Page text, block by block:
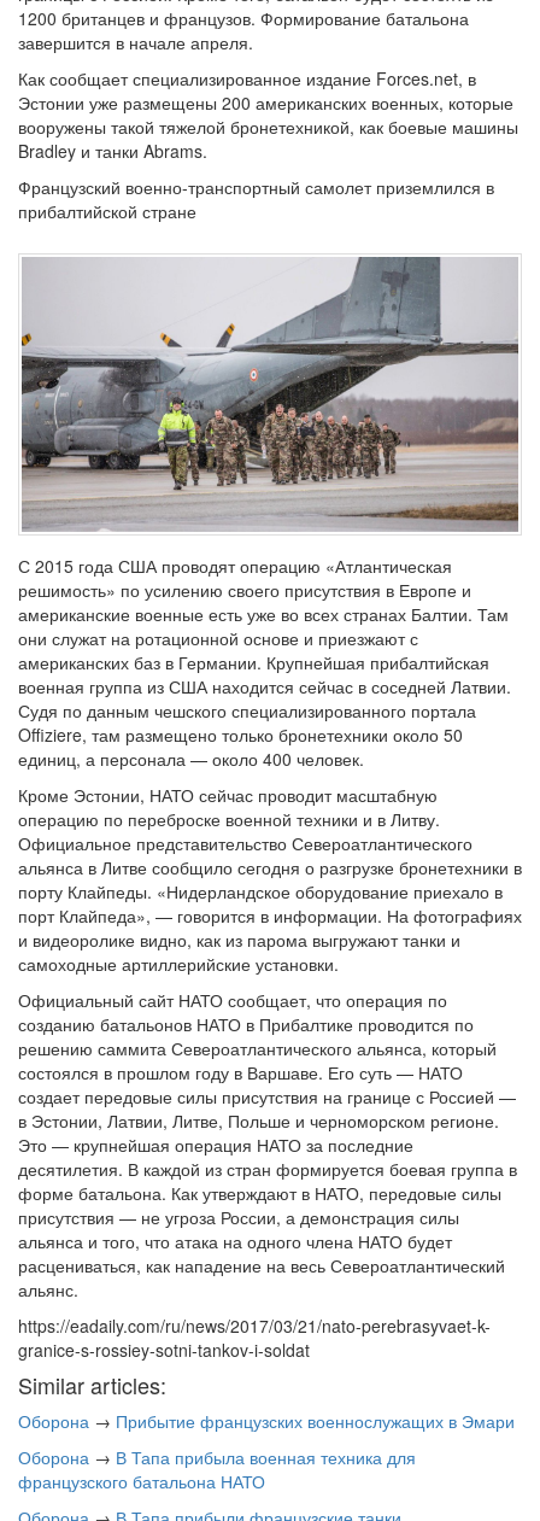
1200 британцев и французов. Формирование батальона
завершится в начале апреля.
Как сообщает специализированное издание Forces.net, в
Эстонии уже размещены 200 американских военных, которые
вооружены такой тяжелой бронетехникой, как боевые машины
Bradley и танки Abrams.
Французский военно-транспортный самолет приземлился в
прибалтийской стране
С 2015 года США проводят операцию «Атлантическая
решимость» по усилению своего присутствия в Европе и
американские военные есть уже во всех странах Балтии. Там
они служат на ротационной основе и приезжают с
американских баз в Германии. Крупнейшая прибалтийская
военная группа из США находится сейчас в соседней Латвии.
Судя по данным чешского специализированного портала
Offiziere, там размещено только бронетехники около 50
единиц, а персонала — около 400 человек.
Кроме Эстонии, НАТО сейчас проводит масштабную
операцию по переброске военной техники и в Литву.
Официальное представительство Североатлантического
альянса в Литве сообщило сегодня о разгрузке бронетехники в
порту Клайпеды. «Нидерландское оборудование приехало в
порт Клайпеда», — говорится в информации. На фотографиях
и видеоролике видно, как из парома выгружают танки и
самоходные артиллерийские установки.
Официальный сайт НАТО сообщает, что операция по
созданию батальонов НАТО в Прибалтике проводится по
решению саммита Североатлантического альянса, который
состоялся в прошлом году в Варшаве. Его суть — НАТО
создает передовые силы присутствия на границе с Россией —
в Эстонии, Латвии, Литве, Польше и черноморском регионе.
Это — крупнейшая операция НАТО за последние
десятилетия. В каждой из стран формируется боевая группа в
форме батальона. Как утверждают в НАТО, передовые силы
присутствия — не угроза России, а демонстрация силы
альянса и того, что атака на одного члена НАТО будет
расцениваться, как нападение на весь Североатлантический
альянс.
https://eadaily.com/ru/news/2017/03/21/nato-perebrasyvaet-k-
granice-s-rossiey-sotni-tankov-i-soldat
Similar articles:
Оборона → Прибытие французских военнослужащих в Эмари
Оборона → В Тапа прибыла военная техника для
французского батальона НАТО